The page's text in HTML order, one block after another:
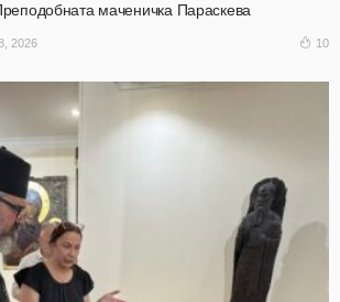
маченичка Параскева
2026 10